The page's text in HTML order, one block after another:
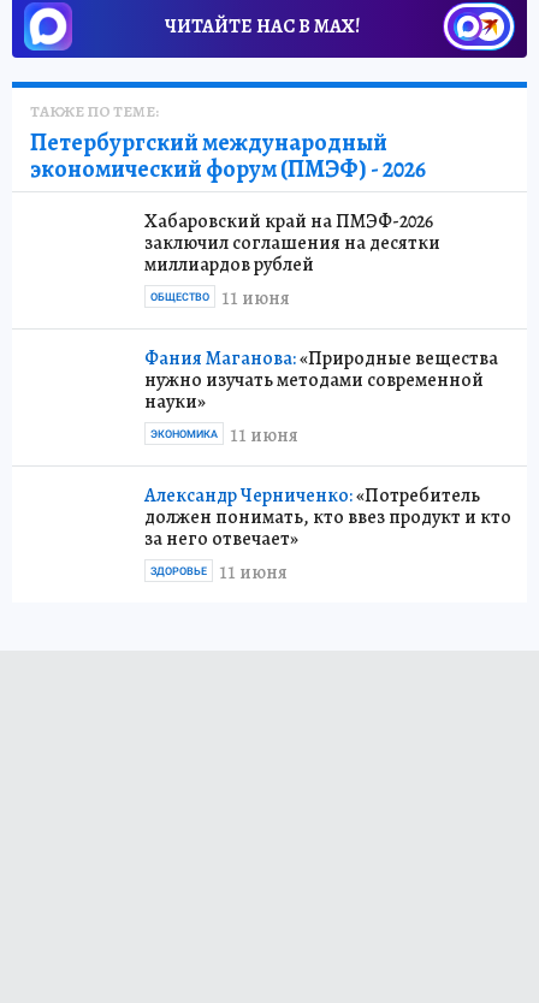
ЧИТАЙТЕ НАС В МАХ!
ТАКЖЕ ПО ТЕМЕ:
Петербургский международный
экономический форум (ПМЭФ) - 2026
Хабаровский край на ПМЭФ-2026
заключил соглашения на десятки
миллиардов рублей
11 июня
ОБЩЕСТВО
Фания Маганова:«Природные вещества
нужно изучать методами современной
науки»
11 июня
ЭКОНОМИКА
Александр Черниченко:«Потребитель
должен понимать, кто ввез продукт и кто
за него отвечает»
11 июня
ЗДОРОВЬЕ